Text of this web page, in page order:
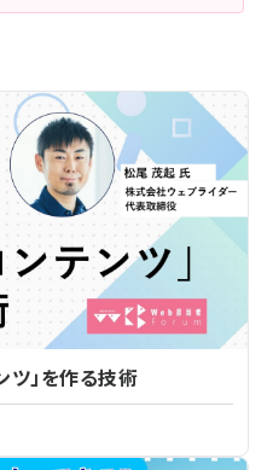
ツ」を作る技術